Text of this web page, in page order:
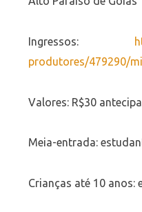
Ingressos:
produtores/479290/
Valores: R$30
Meia-entrada:
Crianças até 10 anos: